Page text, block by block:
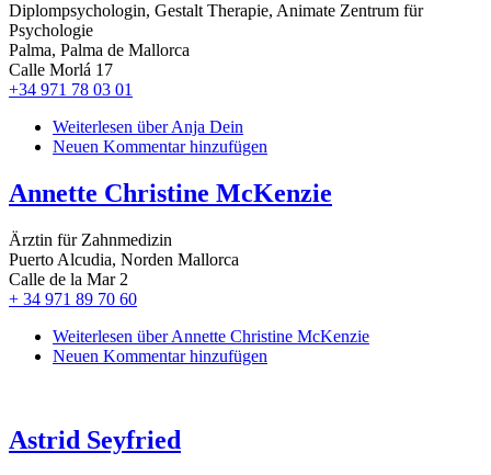
Diplompsychologin, Gestalt Therapie, Animate Zentrum für
Psychologie
Palma, Palma de Mallorca
Calle Morlá 17
+34 971 78 03 01
Weiterlesen über Anja Dein
Neuen Kommentar hinzufügen
Annette Christine McKenzie
Ärztin für Zahnmedizin
Puerto Alcudia, Norden Mallorca
Calle de la Mar 2
+ 34 971 89 70 60
Weiterlesen über Annette Christine McKenzie
Neuen Kommentar hinzufügen
Astrid Seyfried